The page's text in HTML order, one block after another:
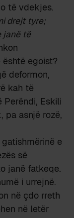
të vdekjes.
drejt tyre;
janë të
është egoist?
deformon,
kah të
Perëndi, Eskili
pa asnjë rozë,
e
së
janë fatkeqe.
i urrejnë.
në çdo rreth
në letër